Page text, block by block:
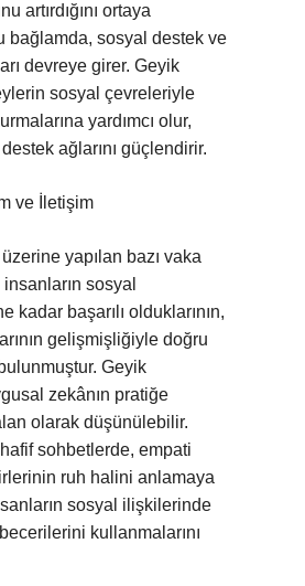
artırdığını ortaya
bağlamda, sosyal destek ve
devreye girer. Geyik
sosyal çevreleriyle
yardımcı olur,
ağlarını güçlendirir.
ve İletişim
yapılan bazı vaka
sosyal
kadar başarılı olduklarının,
gelişmişliğiyle doğru
Geyik
zekânın pratiğe
olarak düşünülebilir.
sohbetlerde, empati
ruh halini anlamaya
sosyal ilişkilerinde
kullanmalarını